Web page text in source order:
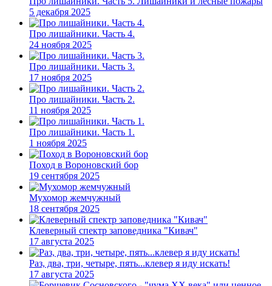
5 декабря 2025
Про лишайники. Часть 4.
24 ноября 2025
Про лишайники. Часть 3.
17 ноября 2025
Про лишайники. Часть 2.
11 ноября 2025
Про лишайники. Часть 1.
1 ноября 2025
Поход в Вороновский бор
19 сентября 2025
Мухомор жемчужный
18 сентября 2025
Клеверный спектр заповедника "Кивач"
17 августа 2025
Раз, два, три, четыре, пять...клевер я иду искать!
17 августа 2025